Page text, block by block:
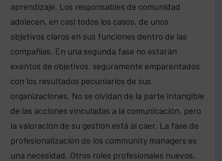
aprendizaje. Los responsables de comunidad
adolecen, en casi todos los casos, de unos
objetivos claros en sus funciones dentro de las
compañías. En una segunda fase no estarán
exentos de objetivos, seguramente emparentados
con los resultados pecuniarios de sus
organizaciones. No se olvidan de la parte intangible
de las acciones vinculadas a la comunicación, pero
la valoración de su gestión está al caer. La fase de
profesionalización de los community managers es
una necesidad. Otros roles profesionales nuevos,